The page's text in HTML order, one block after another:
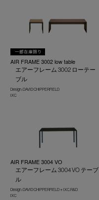
AIR FRAME 3002 low table
エアーフレーム 3002 ローテー
ブル
Design : DAVID CHIPPERFIELD
IXC
AIR FRAME 3004 VO
エアーフレーム 3004 VO テーブ
ル
Design : DAVID CHIPPERFIELD＋IXC. R&D
IXC